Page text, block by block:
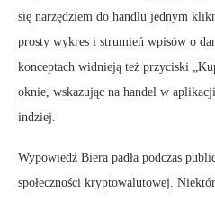
się narzędziem do handlu jednym
prosty wykres i strumień wpisów o
konceptach widnieją też przyciski
oknie, wskazując na handel w
indziej.
Wypowiedź Biera padła podczas
społeczności kryptowalutowej.